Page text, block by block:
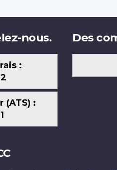
nous.
:
(ATS) :
Des